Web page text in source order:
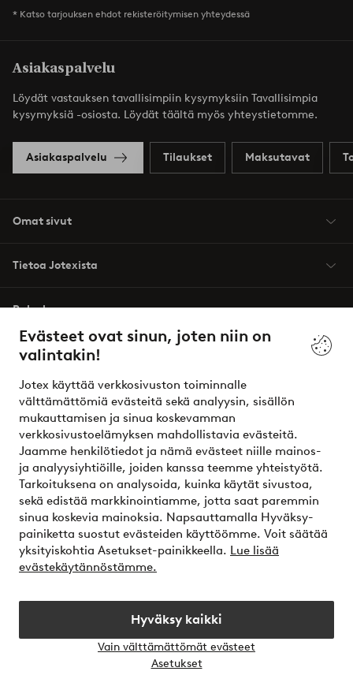
Evästeet ovat sinun, joten niin on
valintakin!
Jotex käyttää verkkosivuston toiminnalle
välttämättömiä evästeitä sekä analyysin, sisällön
mukauttamisen ja sinua koskevamman
verkkosivustoelämyksen mahdollistavia evästeitä.
Jaamme henkilötiedot ja nämä evästeet niille mainos-
ja analyysiyhtiöille, joiden kanssa teemme yhteistyötä.
Tarkoituksena on analysoida, kuinka käytät sivustoa,
sekä edistää markkinointiamme, jotta saat paremmin
sinua koskevia mainoksia. Napsauttamalla Hyväksy-
painiketta suostut evästeiden käyttöömme. Voit säätää
yksityiskohtia Asetukset-painikkeella. Lue lisää
evästekäytännöstämme.
Hyväksy kaikki
Vain välttämättömät evästeet
Asetukset
* Katso tarjouksen ehdot rekisteröitymisen yhteydessä
Asiakaspalvelu
Löydät vastauksen tavallisimpiin kysymyksiin Tavallisimpia
kysymyksiä -osiosta. Löydät täältä myös yhteystietomme.
Asiakaspalvelu Tilaukset Maksutavat
Omat sivut
Tietoa Jotexista
Palvelumme
Ehdot
Ystävät
Turvalliset maksut – maksa nyt tai erissä
Haluatko tietää lisää maksuvaihtoehdoistamme?
elpy